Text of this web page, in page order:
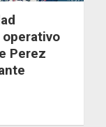
Perez